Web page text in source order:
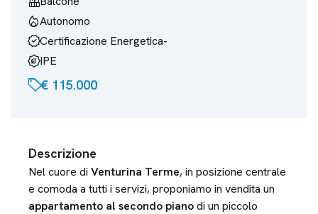
mode_heatAutonomo
verifiedCertificazione Energetica-
energy_program_savingIPE
sell€ 115.000
Descrizione
Nel cuore di Venturina Terme, in posizione centrale
e comoda a tutti i servizi, proponiamo in vendita un
appartamento al secondo pianodi un piccolo